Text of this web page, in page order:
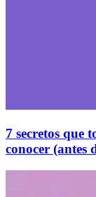
7 secretos que
conocer (antes